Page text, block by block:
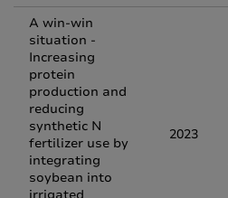
A win-win
situation -
Increasing
protein
production and
reducing
synthetic N
fertilizer use by
integrating
soybean into
2023